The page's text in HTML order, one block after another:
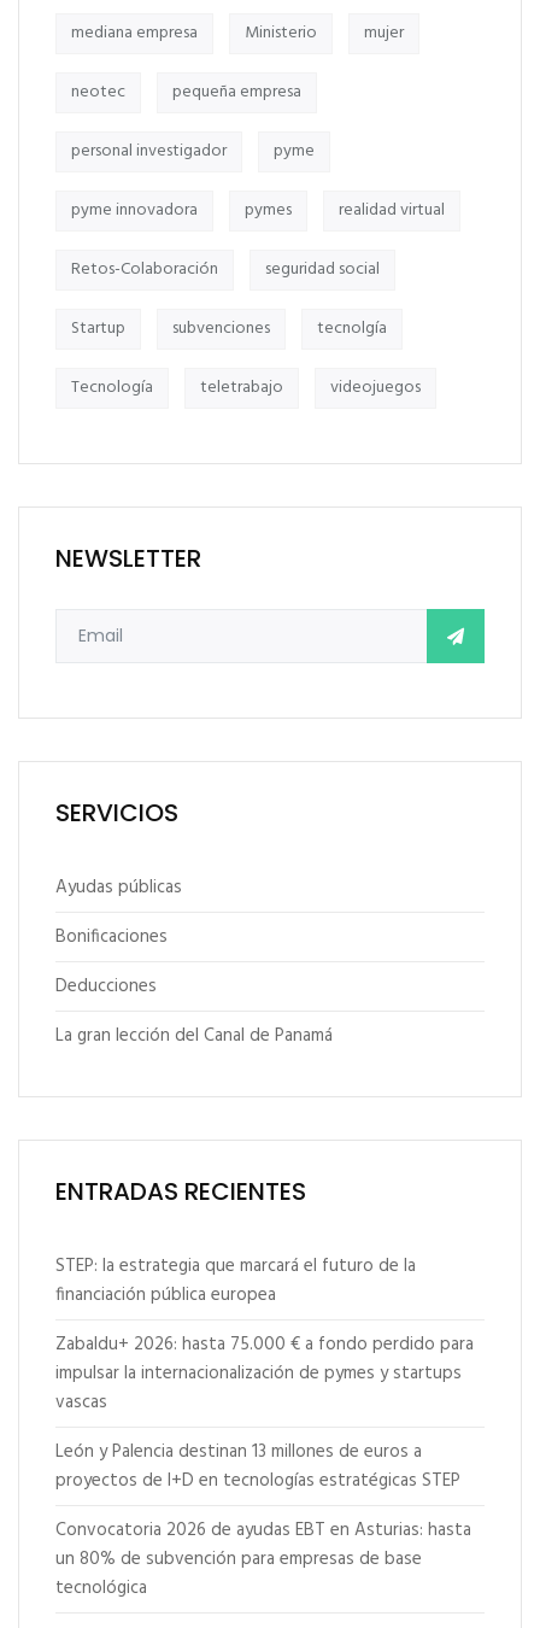
mediana empresa Ministerio mujer
neotec pequeña empresa
personal investigador pyme
pyme innovadora pymes realidad virtual
Retos-Colaboración seguridad social
Startup subvenciones tecnolgía
Tecnología teletrabajo videojuegos
NEWSLETTER
SERVICIOS
Ayudas públicas
Bonificaciones
Deducciones
La gran lección del Canal de Panamá
ENTRADAS RECIENTES
STEP: la estrategia que marcará el futuro de la
financiación pública europea
Zabaldu+ 2026: hasta 75.000 € a fondo perdido para
impulsar la internacionalización de pymes y startups
vascas
León y Palencia destinan 13 millones de euros a
proyectos de I+D en tecnologías estratégicas STEP
Convocatoria 2026 de ayudas EBT en Asturias: hasta
un 80% de subvención para empresas de base
tecnológica